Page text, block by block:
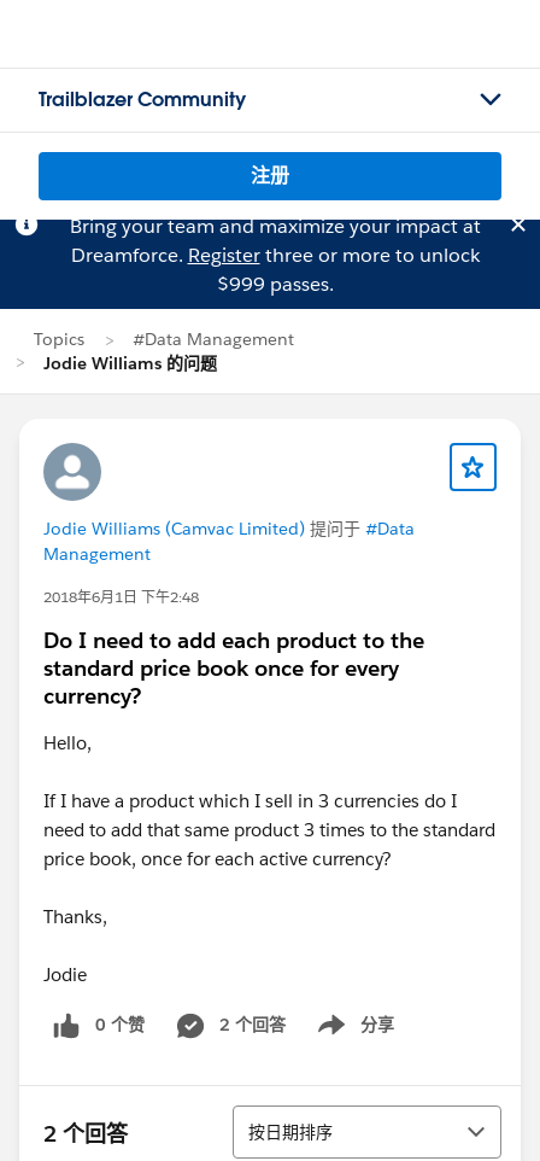
Trailblazer Community
注册
Bring your team and maximize your impact at
Dreamforce. Registerthree or more to unlock
$999 passes.
Topics
#Data Management
Jodie Williams 的问题
Jodie Williams (Camvac Limited) 提问于 #Data
Management
2018年6月1日 下午2:48
Do I need to add each product to the
standard price book once for every
currency?
Hello,
If I have a product which I sell in 3 currencies do I
need to add that same product 3 times to the standard
price book, once for each active currency?
Thanks,
Jodie
0 个赞 2 个回答 分享
Show menu
2 个回答 排序
按日期排序